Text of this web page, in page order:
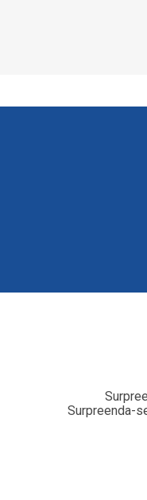
Surpreenda-